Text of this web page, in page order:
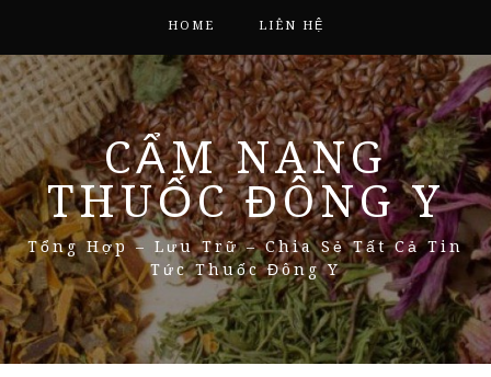
HOME LIÊN HỆ
CẨM NANG
THUỐC ĐÔNG Y
Tổng Hợp – Lưu Trữ – Chia Sẻ Tất Cả Tin
Tức Thuốc Đông Y